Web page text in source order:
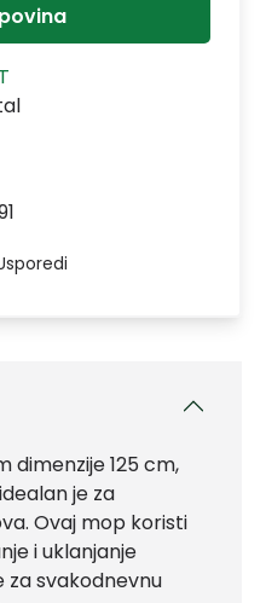
dimenzije 125 cm,
je za
Ovaj mop koristi
i uklanjanje
za svakodnevnu